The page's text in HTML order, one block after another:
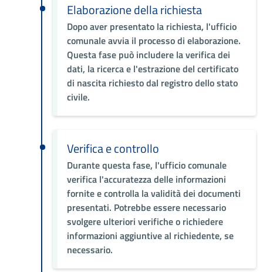
Elaborazione della richiesta
Dopo aver presentato la richiesta, l'ufficio
comunale avvia il processo di elaborazione.
Questa fase può includere la verifica dei
dati, la ricerca e l'estrazione del certificato
di nascita richiesto dal registro dello stato
civile.
Verifica e controllo
Durante questa fase, l'ufficio comunale
verifica l'accuratezza delle informazioni
fornite e controlla la validità dei documenti
presentati. Potrebbe essere necessario
svolgere ulteriori verifiche o richiedere
informazioni aggiuntive al richiedente, se
necessario.